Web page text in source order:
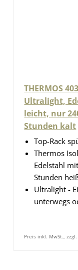
THERMOS
Ultralight,
leicht, nur
Stunden kalt
Top-Rack
Thermos
Edelstahl
Stunden
Ultralight -
unterwegs
Preis inkl. MwSt.,